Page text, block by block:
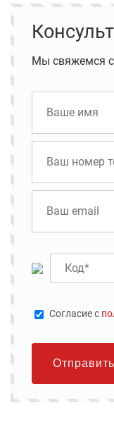
Мы свяжемся
Cогласие с
Отправить